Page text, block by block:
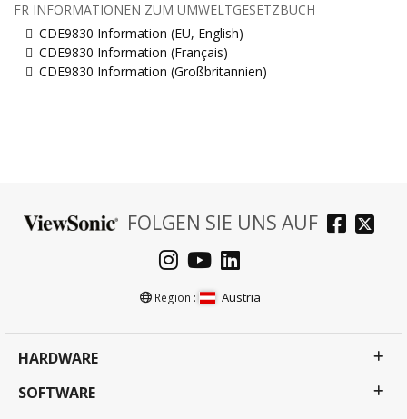
FR INFORMATIONEN ZUM UMWELTGESETZBUCH
CDE9830 Information (EU, English)
CDE9830 Information (Français)
CDE9830 Information (Großbritannien)
FOLGEN SIE UNS AUF
Region : Austria
HARDWARE
SOFTWARE